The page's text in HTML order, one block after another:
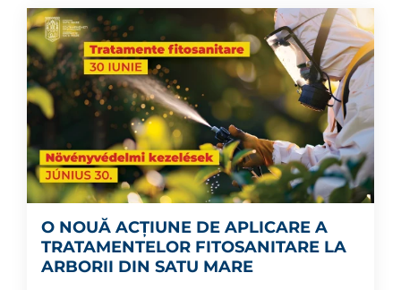
O NOUĂ ACȚIUNE DE APLICARE A
TRATAMENTELOR FITOSANITARE LA
ARBORII DIN SATU MARE